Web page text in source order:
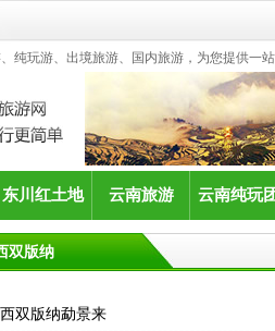
纯玩游、出境旅游、国内旅游，为您提供一站
东川红土地 云南旅游 云南纯玩
双版纳
西双版纳勐景来